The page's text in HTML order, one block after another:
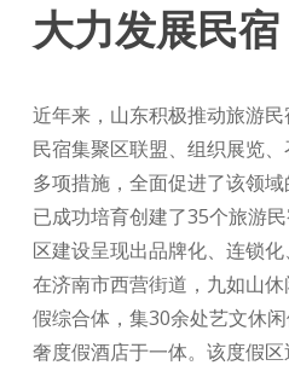
大力发展民宿
近年来，山东积极推动旅游
民宿集聚区联盟、组织展览
多项措施，全面促进了该领
已成功培育创建了35个旅游
区建设呈现出品牌化、连锁化
在济南市西营街道，九如山
假综合体，集30余处艺文休
奢度假酒店于一体。该度假区